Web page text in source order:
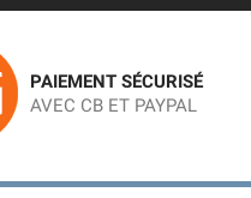
PAIEMENT SÉCURISÉ
AVEC CB ET PAYPAL